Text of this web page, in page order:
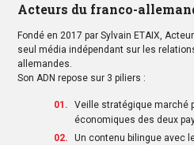
Acteurs du franco-
Fondé en 2017 par Sylvain ETAIX,
seul média indépendant sur les
allemandes.
Son ADN repose sur 3 piliers :
Veille stratégique marché
économiques des deux
Un contenu bilingue avec